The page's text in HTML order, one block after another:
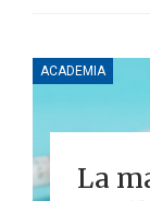
ACADEMIA
La